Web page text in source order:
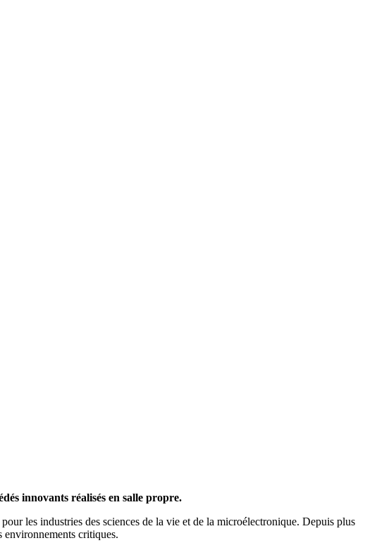
innovants réalisés en salle propre.
les industries des sciences de la vie et de la microélectronique. Depuis plus
environnements critiques.